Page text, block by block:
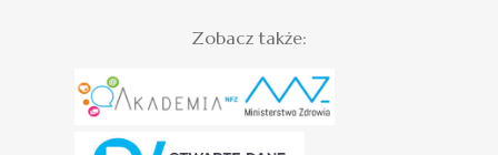
Zobacz także: